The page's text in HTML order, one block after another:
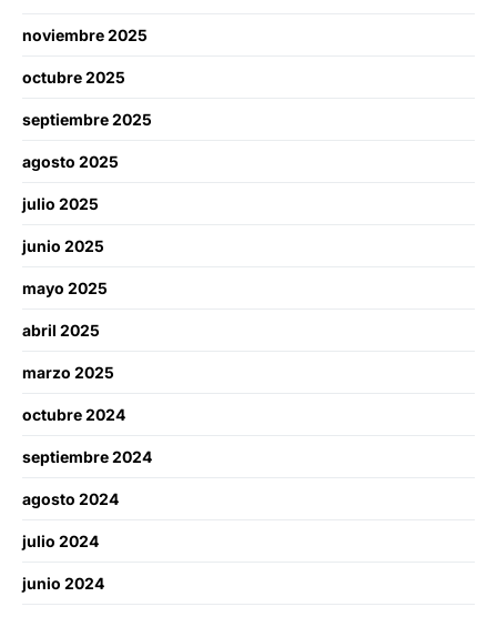
noviembre 2025
octubre 2025
septiembre 2025
agosto 2025
julio 2025
junio 2025
mayo 2025
abril 2025
marzo 2025
octubre 2024
septiembre 2024
agosto 2024
julio 2024
junio 2024